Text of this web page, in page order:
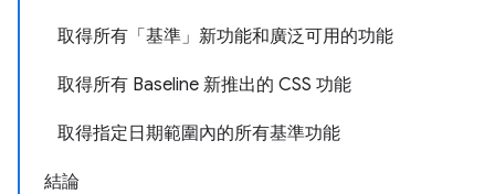
取得所有「基準」新功能和廣泛可用的功能
取得所有 Baseline 新推出的 CSS 功能
取得指定日期範圍內的所有基準功能
結論